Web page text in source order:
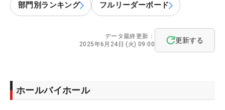
部門別ランキング フルリーダーボード
データ最終更新：
2025年6月24日 (火) 09:00
更新する
ホールバイホール